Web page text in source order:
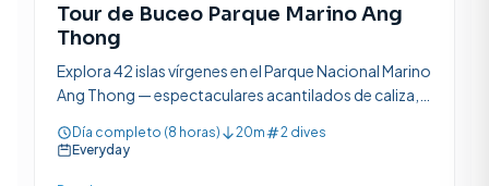
Tour de Buceo Parque Marino Ang
Thong
Explora 42 islas vírgenes en el Parque Nacional Marino
Ang Thong — espectaculares acantilados de caliza,
protegido.
Día completo (8 horas) 20m
2 dives
Everyday